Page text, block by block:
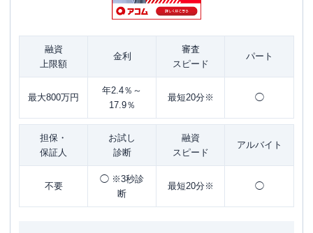
融資
上限額
金利
審査
スピード
パート
最大800万円
年2.4％～
17.9％
最短20分※ ◯
担保・
保証人
お試し
診断
融資
スピード
アルバイト
不要
◯ ※3秒診
断
最短20分※ ◯